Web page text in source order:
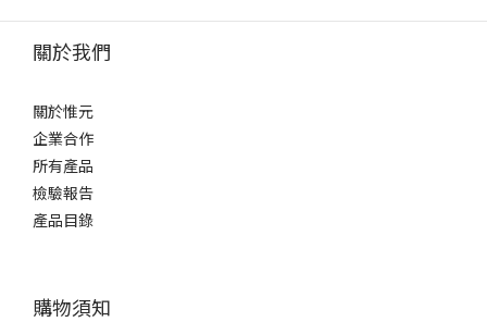
關於我們
關於惟元
企業合作
所有產品
檢驗報告
產品目錄
購物須知